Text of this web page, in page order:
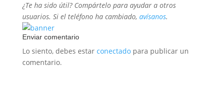
¿Te ha sido útil? Compártelo para ayudar a otros
usuarios. Si el teléfono ha cambiado, avísanos.
Enviar comentario
Lo siento, debes estar conectadopara publicar un
comentario.